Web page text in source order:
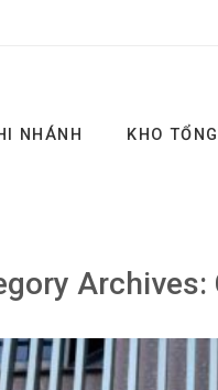
NHÁNH KHO TỔNG
Archives: